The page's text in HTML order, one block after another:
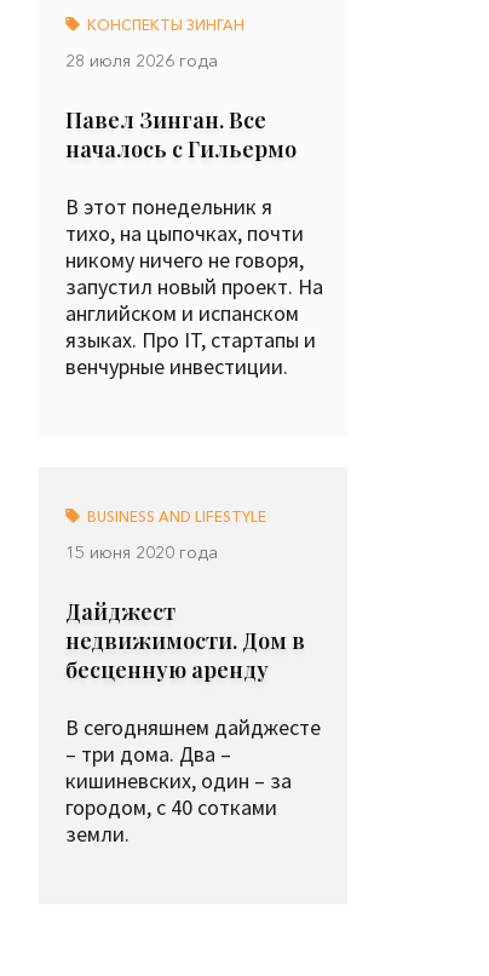
КОНСПЕКТЫ ЗИНГАН
28 июля 2026 года
Павел Зинган. Все
началось с Гильермо
В этот понедельник я
тихо, на цыпочках, почти
никому ничего не говоря,
запустил новый проект. На
английском и испанском
языках. Про IT, стартапы и
венчурные инвестиции.
BUSINESS AND LIFESTYLE
15 июня 2020 года
Дайджест
недвижимости. Дом в
бесценную аренду
В сегодняшнем дайджесте
– три дома. Два –
кишиневских, один – за
городом, с 40 сотками
земли.